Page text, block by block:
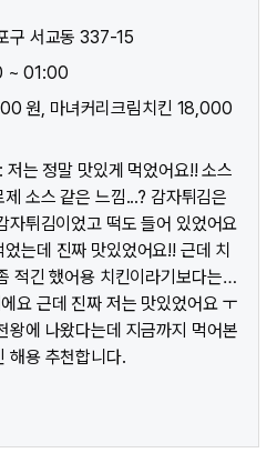
구 서교동 337-15
~ 01:00
원, 마녀커리크림치킨 18,000
는 정말 맛있게 먹었어요!! 소스
소스 같은 느낌...? 감자튀김은
자튀김이었고 떡도 들어 있었어요
는데 진짜 맛있었어요!! 근데 치
적긴 했어용 치킨이라기보다는…
요 근데 진짜 저는 맛있었어요 ㅜ
왕에 나왔다는데 지금까지 먹어본
해용 추천합니다.